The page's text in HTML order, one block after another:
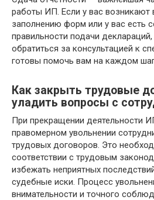
работы ИП. Если у вас возникают
заполнению форм или у вас есть
правильности подачи деклараций,
обратиться за консультацией к
готовы помочь вам на каждом
Как закрыть трудовые
уладить вопросы с
При прекращении деятельности
правомерном увольнении
трудовых договоров. Это
соответствии с трудовым
избежать неприятных
судебные иски. Процесс
внимательности и точного